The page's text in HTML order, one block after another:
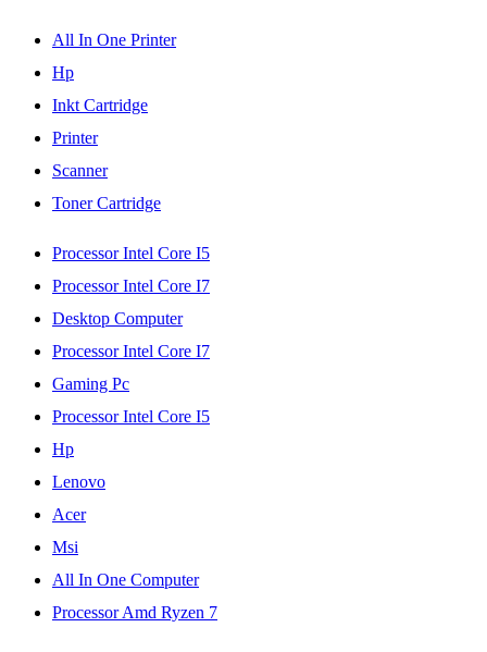
All In One Printer
Hp
Inkt Cartridge
Printer
Scanner
Toner Cartridge
Processor Intel Core I5
Processor Intel Core I7
Desktop Computer
Processor Intel Core I7
Gaming Pc
Processor Intel Core I5
Hp
Lenovo
Acer
Msi
All In One Computer
Processor Amd Ryzen 7